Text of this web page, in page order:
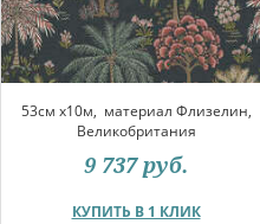
53см x10м, материал Флизелин,
Великобритания
КУПИТЬ В 1 КЛИК
9 737 руб.